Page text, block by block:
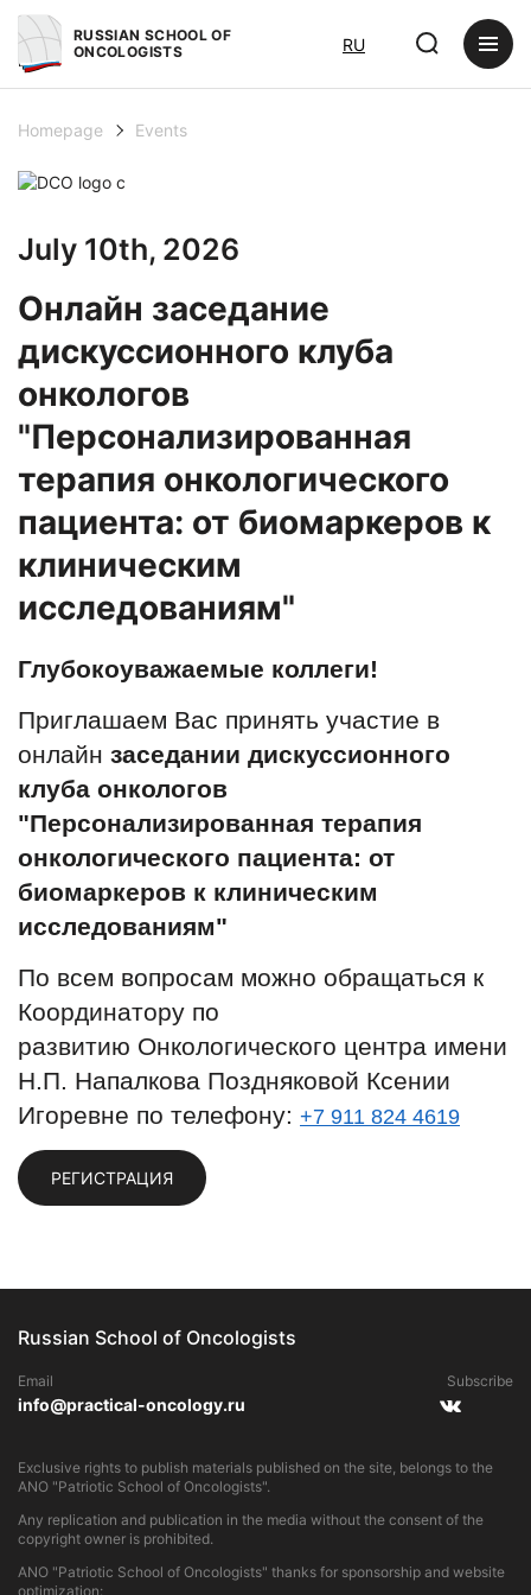
RUSSIAN SCHOOL OF
ONCOLOGISTS
RU
Homepage Events
July 10th, 2026
Онлайн заседание
дискуссионного клуба
онкологов
"Персонализированная
терапия онкологического
пациента: от биомаркеров к
клиническим
исследованиям"
Глубокоуважаемые коллеги!
Приглашаем Вас принять участие в
онлайн заседании дискуссионного
клуба онкологов
"Персонализированная терапия
онкологического пациента: от
биомаркеров к клиническим
исследованиям"
По всем вопросам можно обращаться к
Координатору по
развитию Онкологического центра имени
Н.П. Напалкова Поздняковой Ксении
Игоревне по телефону: +7 911 824 4619
РЕГИСТРАЦИЯ
Russian School of Oncologists
Email
info@practical-oncology.ru
Subscribe
Exclusive rights to publish materials published on the site, belongs to the
ANO "Patriotic School of Oncologists".
Any replication and publication in the media without the consent of the
copyright owner is prohibited.
ANO "Patriotic School of Oncologists" thanks for sponsorship and website
optimization: